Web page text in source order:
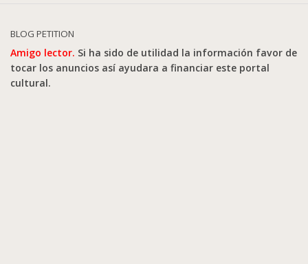
BLOG PETITION
Amigo lector. Si ha sido de utilidad la información favor de
tocar los anuncios así ayudara a financiar este portal
cultural.